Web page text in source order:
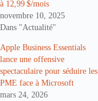
à 12,99 $/mois
novembre 10, 2025
Dans "Actualité"
Apple Business Essentials
lance une offensive
spectaculaire pour séduire les
PME face à Microsoft
mars 24, 2026